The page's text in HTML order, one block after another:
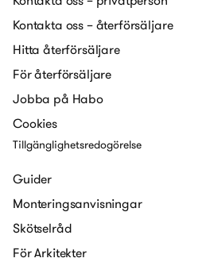
Kontakta oss – återförsäljare
Hitta återförsäljare
För återförsäljare
Jobba på Habo
Cookies
Tillgänglighetsredogörelse
Guider
Monteringsanvisningar
Skötselråd
För Arkitekter